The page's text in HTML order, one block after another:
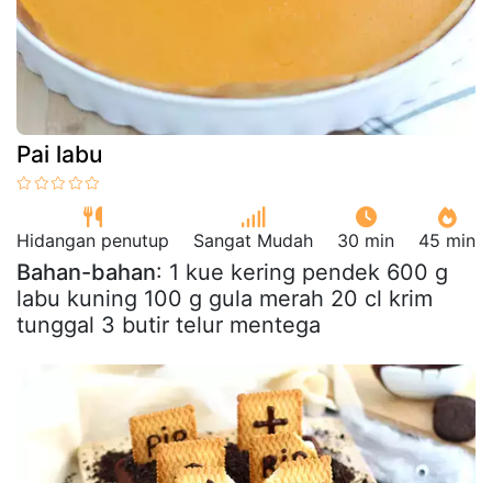
Pai labu
Hidangan penutup Sangat Mudah 30 min 45 min
Bahan-bahan: 1 kue kering pendek 600 g
labu kuning 100 g gula merah 20 cl krim
tunggal 3 butir telur mentega